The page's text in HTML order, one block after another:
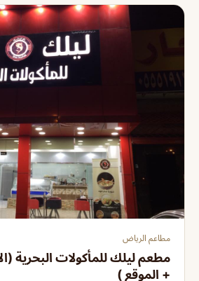
مطاعم الرياض
مطعم ليلك للمأكولات البحرية
+ الموقع )